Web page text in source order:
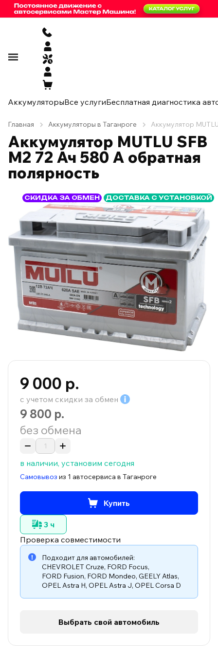
АккумуляторыВсе услугиБесплатная диагностика
Главная Аккумуляторы в Таганроге Аккумулятор
Аккумулятор MUTLU SFB
M2 72 Ач 580 А обратная
полярность
СКИДКА ЗА ОБМЕН ДОСТАВКА С УСТАНОВКОЙ
9 000 р.
с учетом скидки за обмен
9 800 р.
без обмена
в наличии, установим сегодня
Самовывоз из 1 автосервиса в Таганроге
Купить
3 ч
Проверка совместимости
Подходит для автомобилей:
CHEVROLET Cruze, FORD Focus,
FORD Fusion, FORD Mondeo, GEELY Atlas,
OPEL Astra H, OPEL Astra J, OPEL Corsa D
Выбрать свой автомобиль